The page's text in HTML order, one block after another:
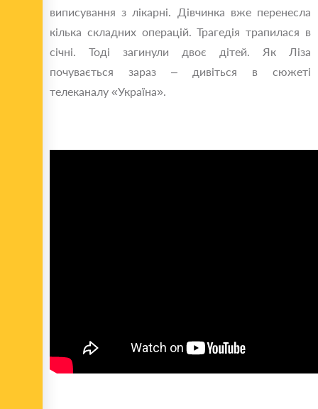
виписування з лікарні. Дівчинка вже перенесла
кілька складних операцій. Трагедія трапилася в
січні. Тоді загинули двоє дітей. Як Ліза
почувається зараз – дивіться в сюжеті
телеканалу «Україна».